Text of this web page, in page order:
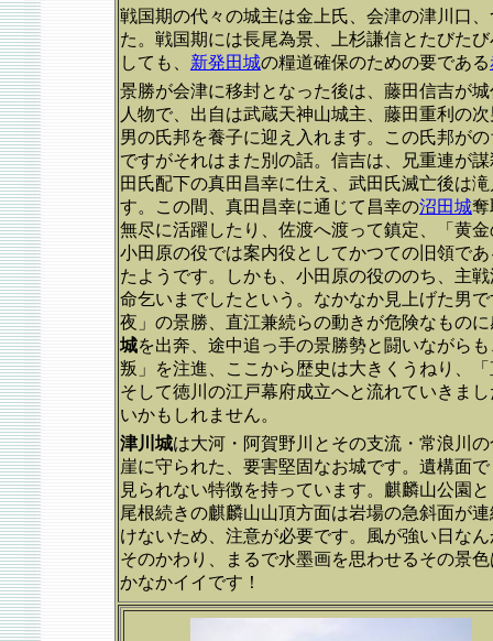
戦国期の代々の城主は金上氏、会津の津川口
た。戦国期には長尾為景、上杉謙信とたびた
しても、 新発田城の糧道確保のための要である
景勝が会津に移封となった後は、藤田信吉が
人物で、出自は武蔵天神山城主、藤田重利の
男の氏邦を養子に迎え入れます。この氏邦が
ですがそれはまた別の話。信吉は、兄重連が
田氏配下の真田昌幸に仕え、武田氏滅亡後は
す。この間、真田昌幸に通じて昌幸の沼田城奪
無尽に活躍したり、佐渡へ渡って鎮定、「黄
小田原の役では案内役としてかつての旧領で
たようです。しかも、小田原の役ののち、主
命乞いまでしたという。なかなか見上げた男
夜」の景勝、直江兼続らの動きが危険なもの
城を出奔、途中追っ手の景勝勢と闘いながら
叛」を注進、ここから歴史は大きくうねり、
そして徳川の江戸幕府成立へと流れていきま
いかもしれません。
津川城は大河・阿賀野川とその支流・常浪川
崖に守られた、要害堅固なお城です。遺構面
見られない特徴を持っています。麒麟山公園
尾根続きの麒麟山山頂方面は岩場の急斜面が
けないため、注意が必要です。風が強い日な
そのかわり、まるで水墨画を思わせるその景
かなかイイです！